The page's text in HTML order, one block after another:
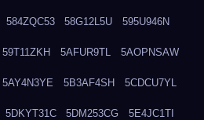
584ZQC53 58G12L5U 595U946N
59T11ZKH 5AFUR9TL 5AOPNSAW
5AY4N3YE 5B3AF4SH 5CDCU7YL
5DKYT31C 5DM253CG 5E4JC1TI